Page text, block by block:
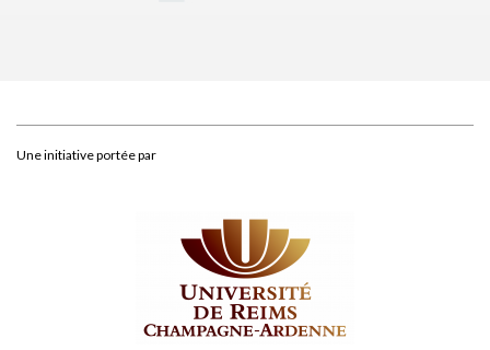
Une initiative portée par